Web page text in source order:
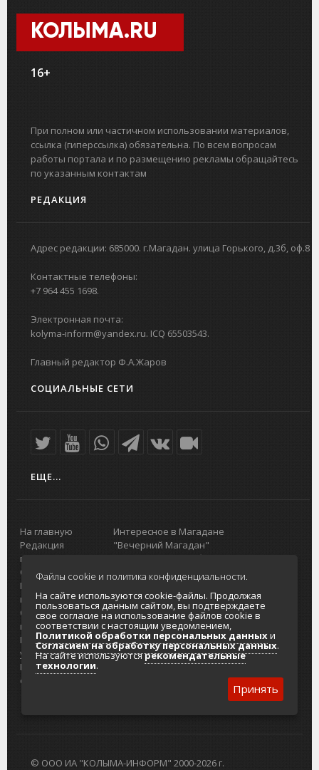
КОЛЫМА.RU
16+
При полном или частичном использовании материалов,
ссылка (гиперссылка) обязательна. По всем вопросам
работы портала и по размещению рекламы обращайтесь
по указанным контактам
РЕДАКЦИЯ
Адрес редакции: 685000. г.Магадан. улица Горького, д.3б, оф.8
Контактные телефоны:
+7 964 455 1698.
Электронная почта:
kolyma-inform@yandex.ru. ICQ 65503543.
Главный редактор Ф.А.Жаров
СОЦИАЛЬНЫЕ СЕТИ
ЕЩЕ...
На главную
Редакция
портала
О проекте
Реклама на
портале
Отзывы и
предложения
Интернет-
услуги
Разработка
сайтов
Интересное в Магадане
"Вечерний Магадан"
Городская доска объявлений
Реклама
Главный туристический портал
Колымы
Политика в отношении обработки
персональных данных
Согласие на обработку персональных
данных
© ООО ИА "КОЛЫМА-ИНФОРМ" 2000-2026 г.
Файлы cookie и политика конфиденциальности.
На сайте используются cookie-файлы. Продолжая
пользоваться данным сайтом, вы подтверждаете
свое согласие на использование файлов cookie в
соответствии с настоящим уведомлением,
Политикой обработки персональных данныхи
Согласием на обработку персональных данных.
На сайте используютсярекомендательные
технологии.
Принять